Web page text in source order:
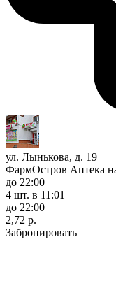
ул. Лынькова, д. 19
ФармОстров Аптека
до 22:00
4 шт. в 11:01
до 22:00
2,72 р.
Забронировать